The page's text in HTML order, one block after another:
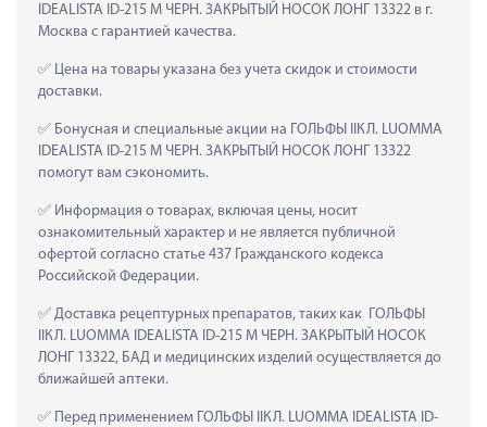
IDEALISTA ID-215 M ЧЕРН. ЗАКРЫТЫЙ НОСОК ЛОНГ 13322 в г.
Москва с гарантией качества.
Цена на товары указана без учета скидок и стоимости
доставки.
Бонусная и специальные акции на ГОЛЬФЫ IIКЛ. LUOMMA
IDEALISTA ID-215 M ЧЕРН. ЗАКРЫТЫЙ НОСОК ЛОНГ 13322
помогут вам сэкономить.
Информация о товарах, включая цены, носит
ознакомительный характер и не является публичной
офертой согласно статье 437 Гражданского кодекса
Российской Федерации.
Доставка рецептурных препаратов, таких как  ГОЛЬФЫ
IIКЛ. LUOMMA IDEALISTA ID-215 M ЧЕРН. ЗАКРЫТЫЙ НОСОК
ЛОНГ 13322, БАД и медицинских изделий осуществляется до
ближайшей аптеки.
Перед применением ГОЛЬФЫ IIКЛ. LUOMMA IDEALISTA ID-